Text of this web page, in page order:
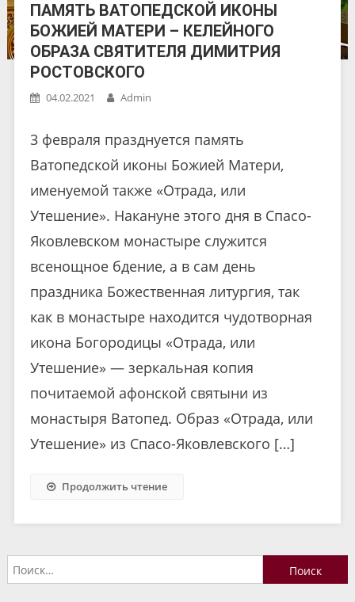
ПАМЯТЬ ВАТОПЕДСКОЙ ИКОНЫ
БОЖИЕЙ МАТЕРИ – КЕЛЕЙНОГО
ОБРАЗА СВЯТИТЕЛЯ ДИМИТРИЯ
РОСТОВСКОГО
04.02.2021 Admin
3 февраля празднуется память
Ватопедской иконы Божией Матери,
именуемой также «Отрада, или
Утешение». Накануне этого дня в Спасо-
Яковлевском монастыре служится
всенощное бдение, а в сам день
праздника Божественная литургия, так
как в монастыре находится чудотворная
икона Богородицы «Отрада, или
Утешение» — зеркальная копия
почитаемой афонской святыни из
монастыря Ватопед. Образ «Отрада, или
Утешение» из Спасо-Яковлевского […]
Продолжить чтение
Найти: